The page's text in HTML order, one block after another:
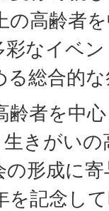
の高齢者
彩なイベ
総合的
者を中
きがい
の形成に
を記念し